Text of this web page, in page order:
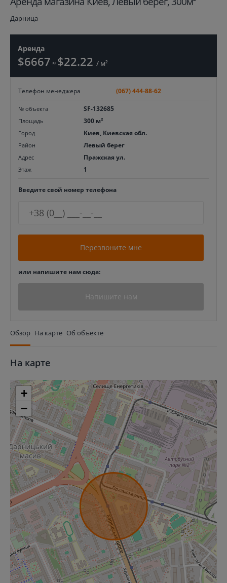
Дарница
Аренда
$6667 ≈ $22.22 / м²
Телефон менеджера (067) 444-88-62
№ объекта SF-132685
Площадь 300 м²
Город Киев, Киевская обл.
Район Левый берег
Адрес Пражская ул.
Этаж 1
Введите свой номер телефона
Перезвоните мне
или напишите нам сюда:
Напишите нам
Обзор На карте Об объекте
На карте
+
−